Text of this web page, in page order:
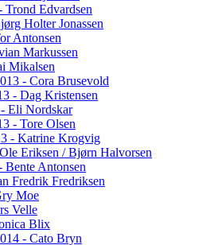
Trond Edvardsen
Holter Jonassen
Antonsen
Markussen
Mikalsen
- Cora Brusevold
- Dag Kristensen
Eli Nordskar
- Tore Olsen
- Katrine Krogvig
Eriksen / Bjørn Halvorsen
Bente Antonsen
Fredrik Fredriksen
Moe
Velle
Blix
- Cato Bryn